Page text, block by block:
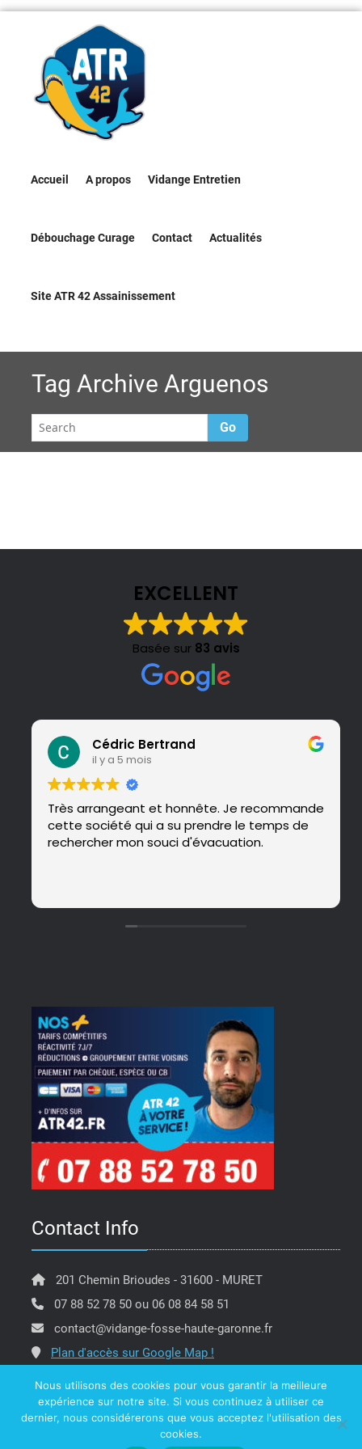
Accueil A propos Vidange Entretien
Débouchage Curage Contact Actualités
Site ATR 42 Assainissement
Tag Archive Arguenos
Go
EXCELLENT
Basée sur 83 avis
Cédric Bertrand
il y a 5 mois
Très arrangeant et honnête. Je recommande
cette société qui a su prendre le temps de
rechercher mon souci d'évacuation.
Contact Info
201 Chemin Brioudes - 31600 - MURET
07 88 52 78 50 ou 06 08 84 58 51
contact@vidange-fosse-haute-garonne.fr
Plan d'accès sur Google Map !
Copyright @ ATR 42 Vidange Fosse Haute Garonne -
Nous utilisons des cookies pour vous garantir la meilleure
expérience sur notre site. Si vous continuez à utiliser ce
dernier, nous considérerons que vous acceptez l'utilisation des
cookies.